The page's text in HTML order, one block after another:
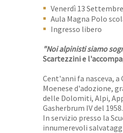
Venerdì 13
Aula Magna Polo
Ingresso libero
"Noi alpinisti siamo
Scartezzini e
Cent'anni fa nasceva, a
Moenese d'adozione,
delle Dolomiti, Alpi,
Gasherbrum IV del 1958.
In servizio presso la
innumerevoli